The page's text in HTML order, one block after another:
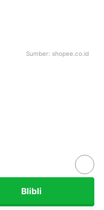
Sumber: shopee.co.id
Blibli